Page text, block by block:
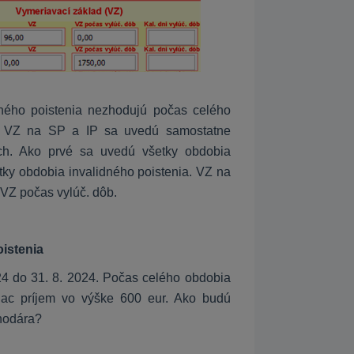
poistenia nezhodujú počas celého
VZ na SP a IP sa uvedú samostatne
Ako prvé sa uvedú všetky obdobia
obdobia invalidného poistenia. VZ na
počas vylúč. dôb.
do 31. 8. 2024. Počas celého obdobia
príjem vo výške 600 eur. Ako budú